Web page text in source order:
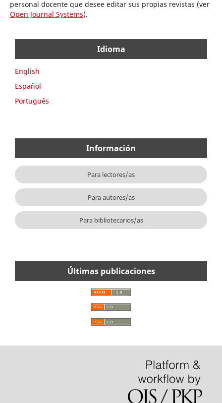
personal docente que desee editar sus propias revistas (ver
Open Journal Systems).
Idioma
English
Español
Português
Información
Para lectores/as
Para autores/as
Para bibliotecarios/as
Últimas publicaciones